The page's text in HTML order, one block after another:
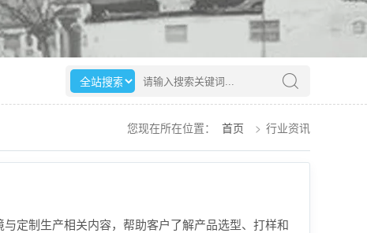
选择搜索范围 请输入搜索关键词
您现在所在位置： 首页 > 行业资讯
定制生产相关内容，帮助客户了解产品选型、打样和